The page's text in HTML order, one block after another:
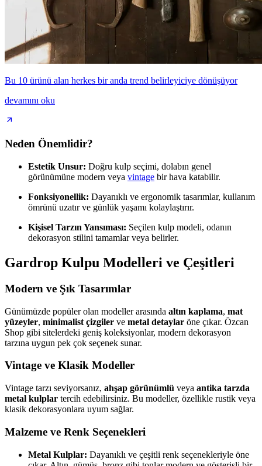
Bu 10 ürünü alan herkes bir anda trend belirleyiciye dönüşüyor
devamını oku
Neden Önemlidir?
Estetik Unsur: Doğru kulp seçimi, dolabın genel
görünümüne modern veya vintage bir hava katabilir.
Fonksiyonellik: Dayanıklı ve ergonomik tasarımlar, kullanım
ömrünü uzatır ve günlük yaşamı kolaylaştırır.
Kişisel Tarzın Yansıması: Seçilen kulp modeli, odanın
dekorasyon stilini tamamlar veya belirler.
Gardrop Kulpu Modelleri ve Çeşitleri
Modern ve Şık Tasarımlar
Günümüzde popüler olan modeller arasında altın kaplama, mat
yüzeyler, minimalist çizgiler ve metal detaylar öne çıkar. Özcan
Shop gibi sitelerdeki geniş koleksiyonlar, modern dekorasyon
tarzına uygun pek çok seçenek sunar.
Vintage ve Klasik Modeller
Vintage tarzı seviyorsanız, ahşap görünümlü veya antika tarzda
metal kulplar tercih edebilirsiniz. Bu modeller, özellikle rustik veya
klasik dekorasyonlara uyum sağlar.
Malzeme ve Renk Seçenekleri
Metal Kulplar: Dayanıklı ve çeşitli renk seçenekleriyle öne